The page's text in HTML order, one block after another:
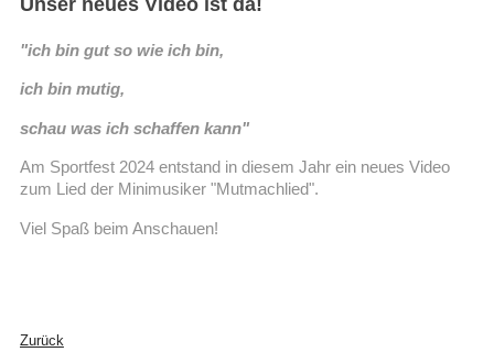
"ich bin gut so wie ich bin,
ich bin mutig,
schau was ich schaffen kann"
Am Sportfest 2024 entstand in diesem Jahr ein neues Video
zum Lied der Minimusiker "Mutmachlied".
Viel Spaß beim Anschauen!
Zurück